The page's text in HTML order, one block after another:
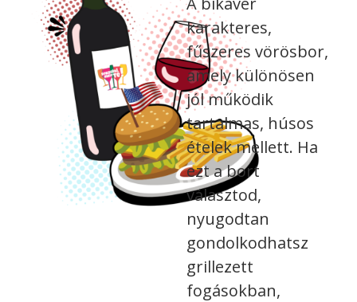
karakteres,
fűszeres vörösbor,
amely különösen
jól működik
tartalmas, húsos
ételek mellett. Ha
ezt a bort
választod,
nyugodtan
gondolkodhatsz
grillezett
fogásokban,